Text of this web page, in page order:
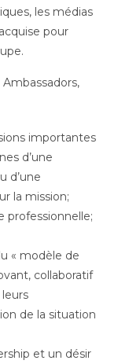
les médias
pour
importantes
d’une
d’une
la mission;
professionnelle;
« modèle de
collaboratif
de la situation
et un désir